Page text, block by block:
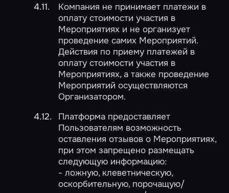
Компания не принимает платежи в
оплату стоимости участия в
Мероприятиях и не организует
проведение самих Мероприятий.
Действия по приему платежей в
оплату стоимости участия в
Мероприятиях, а также проведение
Мероприятий осуществляются
Организатором.
Платформа предоставляет
Пользователям возможность
оставления отзывов о Мероприятиях,
при этом запрещено размещать
следующую информацию:
- ложную, клеветническую,
оскорбительную, порочащую/